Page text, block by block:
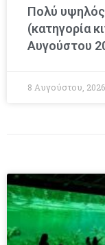
Πολύ υψηλός
(κατηγορία
Αυγούστου
8 Αυγούστου, 2026